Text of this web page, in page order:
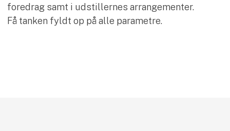
foredrag samt i udstillernes arrangementer.
Få tanken fyldt op på alle parametre.